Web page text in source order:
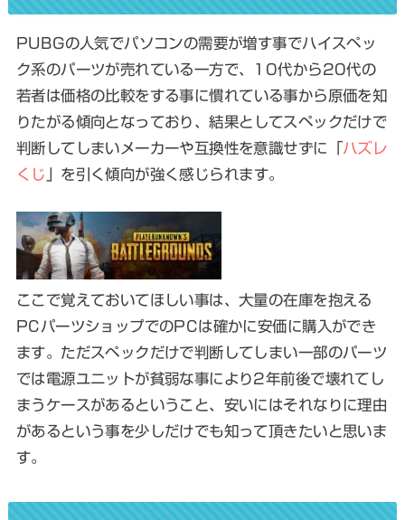
PUBGの人気でパソコンの需要が増す事でハイスペッ
ク系のパーツが売れている一方で、10代から20代の
若者は価格の比較をする事に慣れている事から原価を知
りたがる傾向となっており、結果としてスペックだけで
判断してしまいメーカーや互換性を意識せずに「ハズレ
くじ
」を引く傾向が強く感じられます。
ここで覚えておいてほしい事は、大量の在庫を抱える
PCパーツショップでのPCは確かに安価に購入ができ
ます。ただスペックだけで判断してしまい一部のパーツ
では電源ユニットが貧弱な事により2年前後で壊れてし
まうケースがあるということ、安いにはそれなりに理由
があるという事を少しだけでも知って頂きたいと思いま
す。